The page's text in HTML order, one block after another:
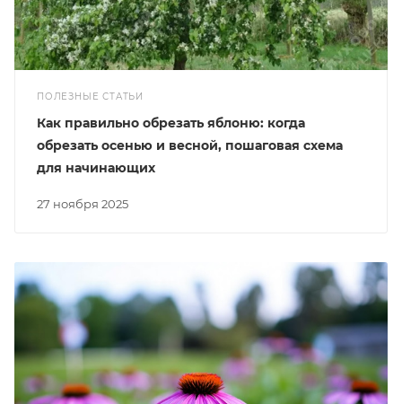
ПОЛЕЗНЫЕ СТАТЬИ
27 ноября 2025
Как правильно обрезать яблоню: когда
обрезать осенью и весной, пошаговая схема
для начинающих